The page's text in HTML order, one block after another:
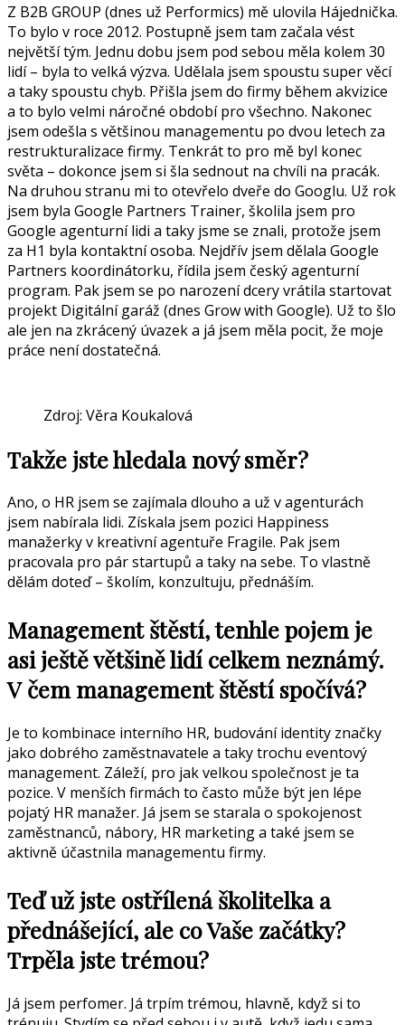
Z B2B GROUP (dnes už Performics) mě ulovila Hájednička.
To bylo v roce 2012. Postupně jsem tam začala vést
největší tým. Jednu dobu jsem pod sebou měla kolem 30
lidí – byla to velká výzva. Udělala jsem spoustu super věcí
a taky spoustu chyb. Přišla jsem do firmy během akvizice
a to bylo velmi náročné období pro všechno. Nakonec
jsem odešla s většinou managementu po dvou letech za
restrukturalizace firmy. Tenkrát to pro mě byl konec
světa – dokonce jsem si šla sednout na chvíli na pracák.
Na druhou stranu mi to otevřelo dveře do Googlu. Už rok
jsem byla Google Partners Trainer, školila jsem pro
Google agenturní lidi a taky jsme se znali, protože jsem
za H1 byla kontaktní osoba. Nejdřív jsem dělala Google
Partners koordinátorku, řídila jsem český agenturní
program. Pak jsem se po narození dcery vrátila startovat
projekt Digitální garáž (dnes Grow with Google). Už to šlo
ale jen na zkrácený úvazek a já jsem měla pocit, že moje
práce není dostatečná.
Zdroj: Věra Koukalová
Takže jste hledala nový směr?
Ano, o HR jsem se zajímala dlouho a už v agenturách
jsem nabírala lidi. Získala jsem pozici Happiness
manažerky v kreativní agentuře Fragile. Pak jsem
pracovala pro pár startupů a taky na sebe. To vlastně
dělám doteď – školím, konzultuju, přednáším.
Management štěstí, tenhle pojem je
asi ještě většině lidí celkem neznámý.
V čem management štěstí spočívá?
Je to kombinace interního HR, budování identity značky
jako dobrého zaměstnavatele a taky trochu eventový
management. Záleží, pro jak velkou společnost je ta
pozice. V menších firmách to často může být jen lépe
pojatý HR manažer. Já jsem se starala o spokojenost
zaměstnanců, nábory, HR marketing a také jsem se
aktivně účastnila managementu firmy.
Teď už jste ostřílená školitelka a
přednášející, ale co Vaše začátky?
Trpěla jste trémou?
Já jsem perfomer. Já trpím trémou, hlavně, když si to